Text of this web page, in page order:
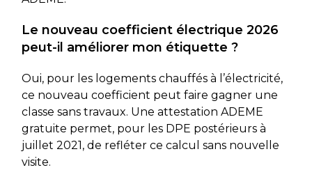
Le nouveau coefficient électrique 2026
peut-il améliorer mon étiquette ?
Oui, pour les logements chauffés à l’électricité,
ce nouveau coefficient peut faire gagner une
classe sans travaux. Une attestation ADEME
gratuite permet, pour les DPE postérieurs à
juillet 2021, de refléter ce calcul sans nouvelle
visite.